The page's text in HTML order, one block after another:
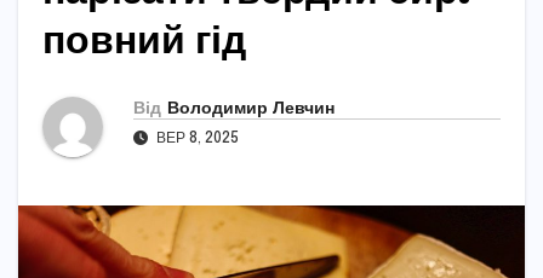
повний гід
Від Володимир Левчин
ВЕР 8, 2025